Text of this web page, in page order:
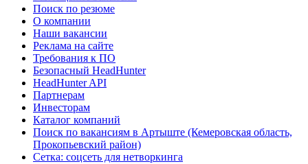
Поиск по резюме
О компании
Наши вакансии
Реклама на сайте
Требования к ПО
Безопасный HeadHunter
HeadHunter API
Партнерам
Инвесторам
Каталог компаний
Поиск по вакансиям в Артыште (Кемеровская область,
Прокопьевский район)
Сетка: соцсеть для нетворкинга